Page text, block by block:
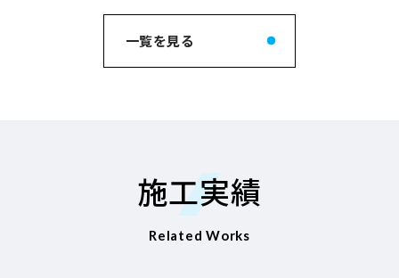
一覧を見る
Related Works
施工実績